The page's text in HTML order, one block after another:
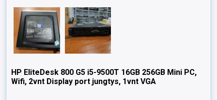
HP EliteDesk 800 G5 i5-9500T 16GB 256GB Mini PC,
Wifi, 2vnt Display port jungtys, 1vnt VGA